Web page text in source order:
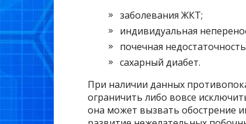
заболевания ЖКТ;
индивидуальная
почечная
сахарный диабет.
При наличии данных
ограничить либо вовсе
она может вызвать обострение